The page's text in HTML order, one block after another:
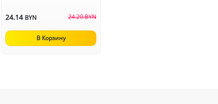
24.14 BYN 24.20 BYN
В Корзину